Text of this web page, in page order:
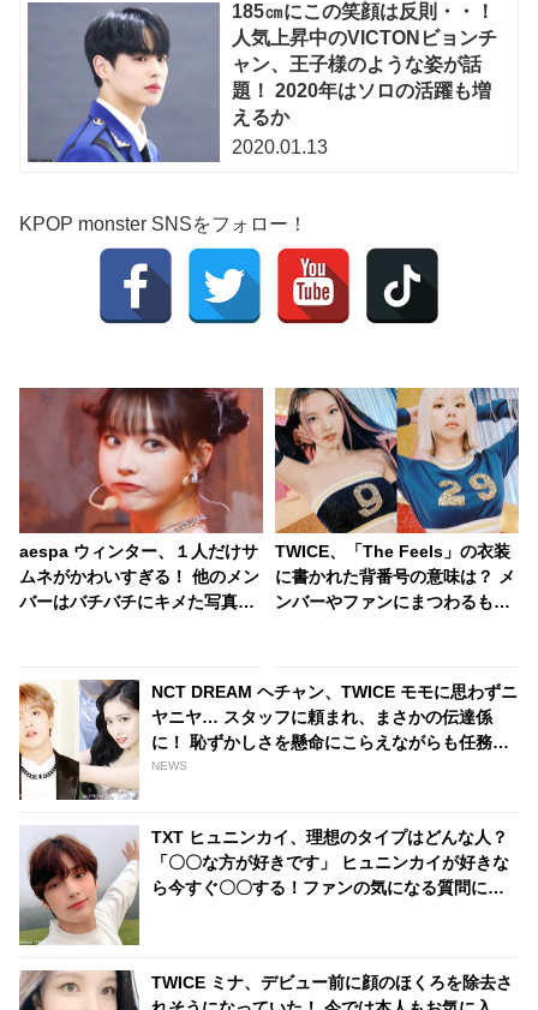
185㎝にこの笑顔は反則・・！
人気上昇中のVICTONビョンチ
ャン、王子様のような姿が話
題！ 2020年はソロの活躍も増
えるか
2020.01.13
KPOP monster SNSをフォロー！
aespa ウィンター、１人だけサ
ムネがかわいすぎる！ 他のメン
バーはバチバチにキメた写真な
わず再生する人続出
TWICE、「The Feels」の衣装
に書かれた背番号の意味は？ メ
ンバーやファンにまつわるもの
NCT DREAM ヘチャン、TWICE モモに思わずニ
ヤニヤ… スタッフに頼まれ、まさかの伝達係
に！ 恥ずかしさを懸命にこらえながらも任務を
全うする、かわいいすぎる姿に、ファンの視線
NEWS
TXT ヒュニンカイ、理想のタイプはどんな人？
「〇〇な方が好きです」 ヒュニンカイが好きな
ら今すぐ〇〇する！ファンの気になる質問に回
TWICE ミナ、デビュー前に顔のほくろを除去さ